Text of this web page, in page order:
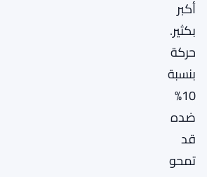
أكبر
بكثير.
حركة
بنسبة
10%
ضده
قد
تمحو